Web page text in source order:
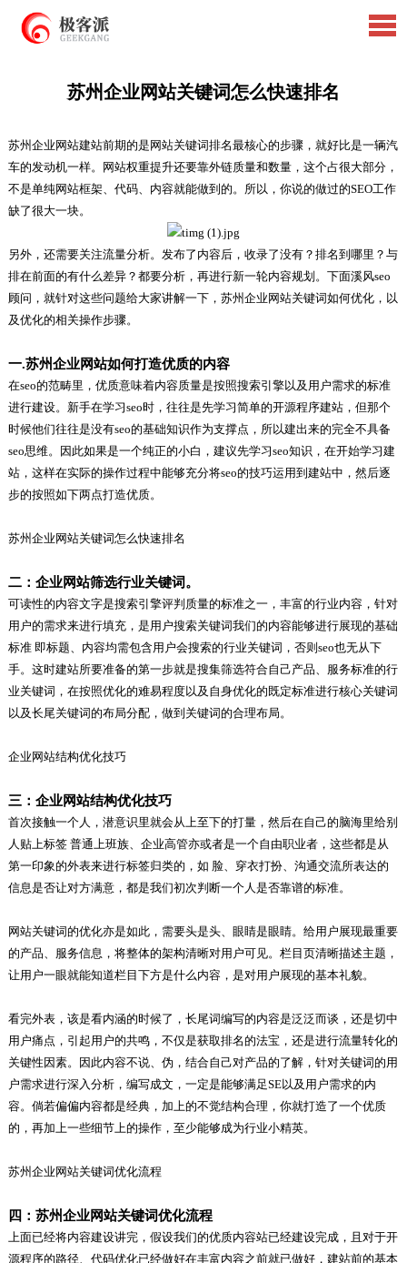
苏州企业网站关键词怎么快速排名
苏州企业网站建站前期的是网站关键词排名最核心的步骤，就好比是一辆汽
车的发动机一样。网站权重提升还要靠外链质量和数量，这个占很大部分，
不是单纯网站框架、代码、内容就能做到的。所以，你说的做过的SEO工作
缺了很大一块。
另外，还需要关注流量分析。发布了内容后，收录了没有？排名到哪里？与
排在前面的有什么差异？都要分析，再进行新一轮内容规划。下面溪风seo
顾问，就针对这些问题给大家讲解一下，苏州企业网站关键词如何优化，以
及优化的相关操作步骤。
一.苏州企业网站如何打造优质的内容
在seo的范畴里，优质意味着内容质量是按照搜索引擎以及用户需求的标准
进行建设。新手在学习seo时，往往是先学习简单的开源程序建站，但那个
时候他们往往是没有seo的基础知识作为支撑点，所以建出来的完全不具备
seo思维。因此如果是一个纯正的小白，建议先学习seo知识，在开始学习建
站，这样在实际的操作过程中能够充分将seo的技巧运用到建站中，然后逐
步的按照如下两点打造优质。
苏州企业网站关键词怎么快速排名
二：企业网站筛选行业关键词。
可读性的内容文字是搜索引擎评判质量的标准之一，丰富的行业内容，针对
用户的需求来进行填充，是用户搜索关键词我们的内容能够进行展现的基础
标准 即标题、内容均需包含用户会搜索的行业关键词，否则seo也无从下
手。这时建站所要准备的第一步就是搜集筛选符合自己产品、服务标准的行
业关键词，在按照优化的难易程度以及自身优化的既定标准进行核心关键词
以及长尾关键词的布局分配，做到关键词的合理布局。
企业网站结构优化技巧
三：企业网站结构优化技巧
首次接触一个人，潜意识里就会从上至下的打量，然后在自己的脑海里给别
人贴上标签 普通上班族、企业高管亦或者是一个自由职业者，这些都是从
第一印象的外表来进行标签归类的，如 脸、穿衣打扮、沟通交流所表达的
信息是否让对方满意，都是我们初次判断一个人是否靠谱的标准。
网站关键词的优化亦是如此，需要头是头、眼睛是眼睛。给用户展现最重要
的产品、服务信息，将整体的架构清晰对用户可见。栏目页清晰描述主题，
让用户一眼就能知道栏目下方是什么内容，是对用户展现的基本礼貌。
看完外表，该是看内涵的时候了，长尾词编写的内容是泛泛而谈，还是切中
用户痛点，引起用户的共鸣，不仅是获取排名的法宝，还是进行流量转化的
关键性因素。因此内容不说、伪，结合自己对产品的了解，针对关键词的用
户需求进行深入分析，编写成文，一定是能够满足SE以及用户需求的内
容。倘若偏偏内容都是经典，加上的不觉结构合理，你就打造了一个优质
的，再加上一些细节上的操作，至少能够成为行业小精英。
苏州企业网站关键词优化流程
四：苏州企业网站关键词优化流程
上面已经将内容建设讲完，假设我们的优质内容站已经建设完成，且对于开
源程序的路径、代码优化已经做好在丰富内容之前就已做好，建站前的基本